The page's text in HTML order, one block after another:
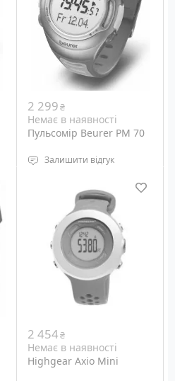
Габарити: н.д.
Вага: н.д.
2 299₴
Немає в наявності
Пульсомір Beurer PM 70
Залишити відгук
водонепроникність: до
Підсвічування дисплея:
світлодіодне
Габарити: н.д.
Вага: н.д.
2 454₴
Немає в наявності
Highgear Axio Mini